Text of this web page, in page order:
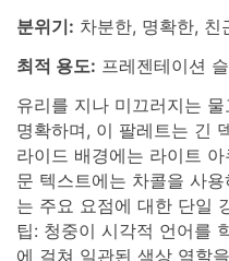
분위기: 차분한, 명확한, 친
최적 용도: 프레젠테이션
유리를 지나 미끄러지는
명확하며, 이 팔레트는 긴
라이드 배경에는 라이트
문 텍스트에는 차콜을 사
는 주요 요점에 대한 단일
팁: 청중이 시각적 언어를
에 걸쳐 일관된 색상 역할